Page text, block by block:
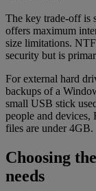
The key trade-off is
offers maximum
size limitations.
security but is
For external hard
backups of a
small USB stick
people and devices,
files are under 4GB.
Choosing
needs